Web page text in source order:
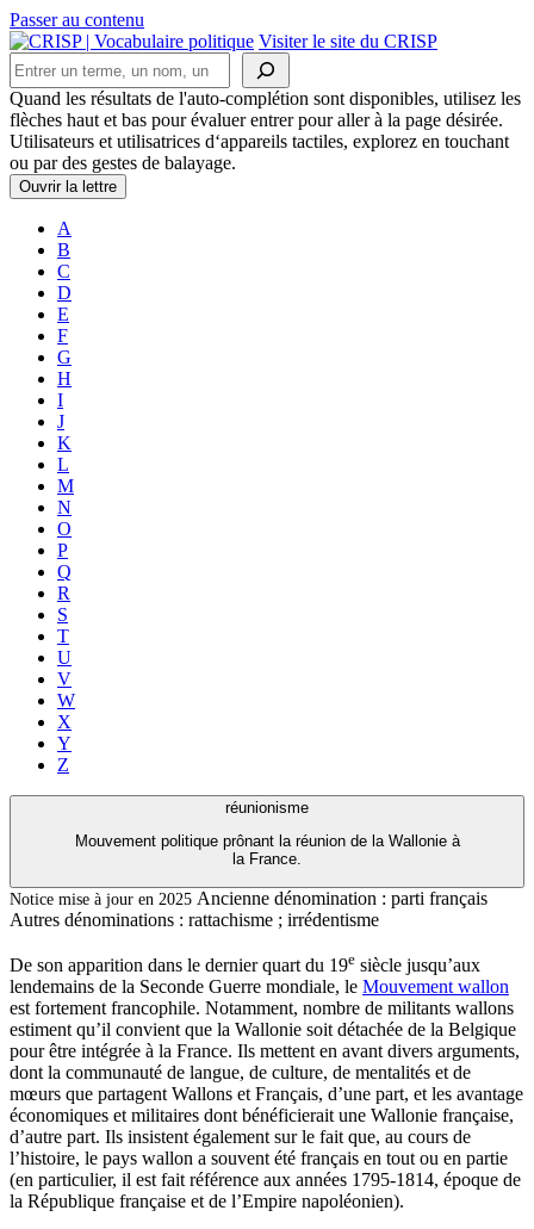
Passer au contenu
Navigation
principale
Visiter le site du CRISP
Rechercher
Quand les résultats de l'auto-complétion sont disponibles, utilisez les
flèches haut et bas pour évaluer entrer pour aller à la page désirée.
Utilisateurs et utilisatrices d‘appareils tactiles, explorez en touchant
ou par des gestes de balayage.
Ouvrir la lettre
A
B
C
D
E
F
G
H
I
J
K
L
M
N
O
P
Q
R
S
T
U
V
W
X
Y
Z
réunionisme
Mouvement politique prônant la réunion de la Wallonie à
la France.
Notice mise à jour en 2025 Ancienne dénomination : parti français
Autres dénominations : rattachisme ; irrédentisme
De son apparition dans le dernier quart du 19e siècle jusqu’aux
lendemains de la Seconde Guerre mondiale, le Mouvement wallon
est fortement francophile. Notamment, nombre de militants wallons
estiment qu’il convient que la Wallonie soit détachée de la Belgique
pour être intégrée à la France. Ils mettent en avant divers arguments,
dont la communauté de langue, de culture, de mentalités et de
mœurs que partagent Wallons et Français, d’une part, et les avantage
économiques et militaires dont bénéficierait une Wallonie française,
d’autre part. Ils insistent également sur le fait que, au cours de
l’histoire, le pays wallon a souvent été français en tout ou en partie
(en particulier, il est fait référence aux années 1795-1814, époque de
la République française et de l’Empire napoléonien).